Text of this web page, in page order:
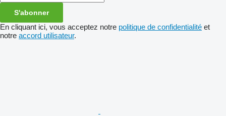
S'abonner
En cliquant ici, vous acceptez notre politique de confidentialité et
notre accord utilisateur.